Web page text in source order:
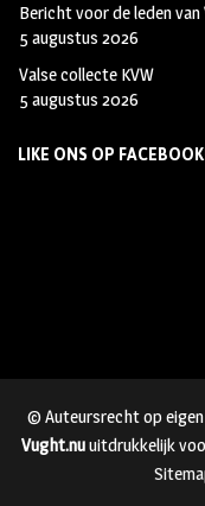
Bericht voor de leden van
5 augustus 2026
Valse collecte KVW
5 augustus 2026
LIKE ONS OP
© Auteursrecht op
Vught.nuuitdrukkelijk